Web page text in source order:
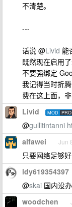
不清楚。
---
话说 @Livid 能
既然现在启用
不要强绑定
我记得当时折
费在这上面，非
Livid MOD PRO
@gullitintanni
alfawei Jun
只要网络足够
ldy619354397
@skai 国内没
woodchen